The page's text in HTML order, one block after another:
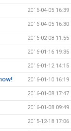
2016-04-05 16:39
2016-04-05 16:30
2016-02-08 11:55
2016-01-16 19:35
2016-01-12 14:15
2016-01-10 16:19
2016-01-08 17:47
2016-01-08 09:49
2015-12-18 17:06